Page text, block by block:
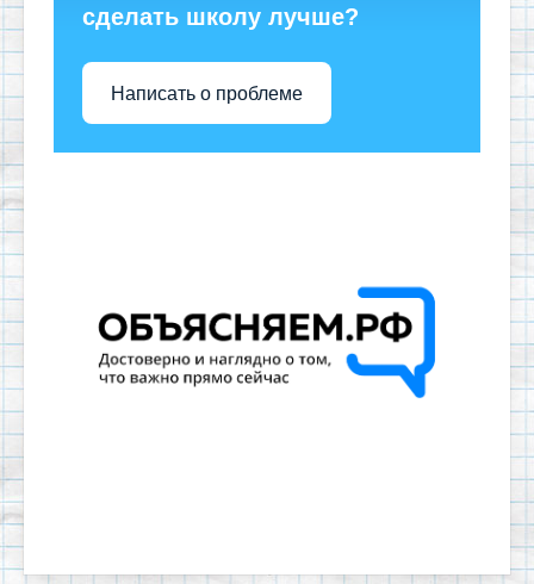
сделать школу лучше?
Написать о проблеме